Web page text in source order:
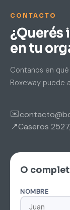
CONTACTO
en tu
Contanos en
Boxeway puede
✉️
📍Caseros
O
NOMBRE